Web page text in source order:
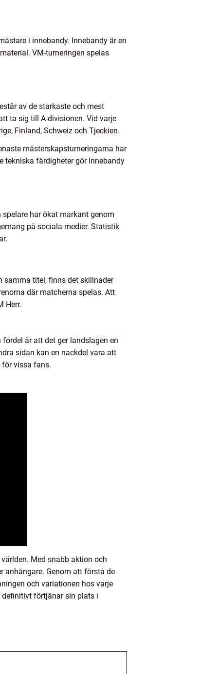
i innebandy. Innebandy är en
VM-turneringen spelas
av de starkaste och mest
ta sig till A-divisionen. Vid varje
Finland, Schweiz och Tjeckien.
mästerskapsturneringarna har
tekniska färdigheter gör Innebandy
har ökat markant genom
på sociala medier. Statistik
samma titel, finns det skillnader
där matcherna spelas. Att
Herr.
är att det ger landslagen en
sidan kan en nackdel vara att
för vissa fans.
Med snabb aktion och
anhängare. Genom att förstå de
och variationen hos varje
definitivt förtjänar sin plats i